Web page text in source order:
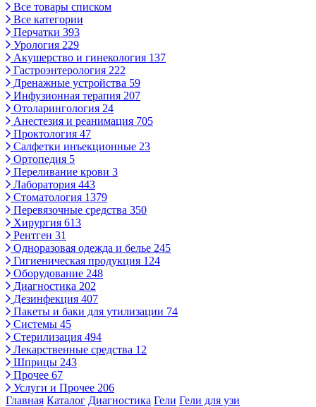
Все товары списком
Все категории
Перчатки 393
Урология 229
Акушерство и гинекология 137
Гастроэнтерология 222
Дренажные устройства 59
Инфузионная терапия 207
Отоларингология 24
Анестезия и реанимация 705
Проктология 47
Салфетки инъекционные 23
Ортопедия 5
Переливание крови 3
Лаборатория 443
Стоматология 1379
Перевязочные средства 350
Хирургия 613
Рентген 31
Одноразовая одежда и белье 245
Гигиеническая продукция 124
Оборудование 248
Диагностика 202
Дезинфекция 407
Пакеты и баки для утилизации 74
Системы 45
Стерилизация 494
Лекарственные средства 12
Шприцы 243
Прочее 67
Услуги и Прочее 206
Главная Каталог Диагностика Гели Гели для узи